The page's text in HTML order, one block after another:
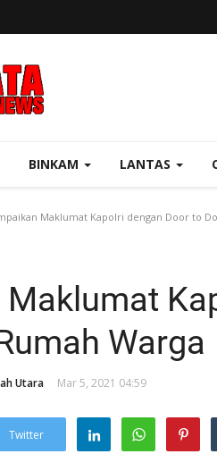
BINKAM LANTAS
Maklumat Kapolri dengan Door to
Warga
Utara Mar 5, 2021 04:59
Twitter